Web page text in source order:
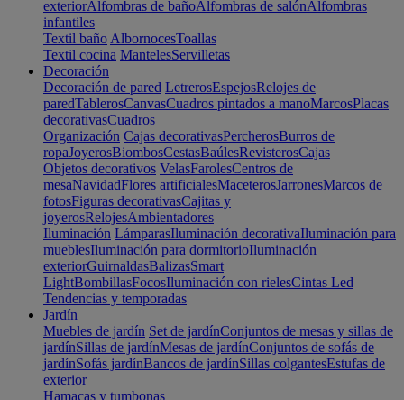
exteriorAlfombras de bañoAlfombras de salónAlfombras
infantiles
Textil baño AlbornocesToallas
Textil cocina MantelesServilletas
Decoración
Decoración de pared LetrerosEspejosRelojes de
paredTablerosCanvasCuadros pintados a manoMarcosPlacas
decorativasCuadros
Organización Cajas decorativasPercherosBurros de
ropaJoyerosBiombosCestasBaúlesRevisterosCajas
Objetos decorativos VelasFarolesCentros de
mesaNavidadFlores artificialesMaceterosJarronesMarcos de
fotosFiguras decorativasCajitas y
joyerosRelojesAmbientadores
Iluminación LámparasIluminación decorativaIluminación para
mueblesIluminación para dormitorioIluminación
exteriorGuirnaldasBalizasSmart
LightBombillasFocosIluminación con rielesCintas Led
Tendencias y temporadas
Jardín
Muebles de jardín Set de jardínConjuntos de mesas y sillas de
jardínSillas de jardínMesas de jardínConjuntos de sofás de
jardínSofás jardínBancos de jardínSillas colgantesEstufas de
exterior
Hamacas y tumbonas